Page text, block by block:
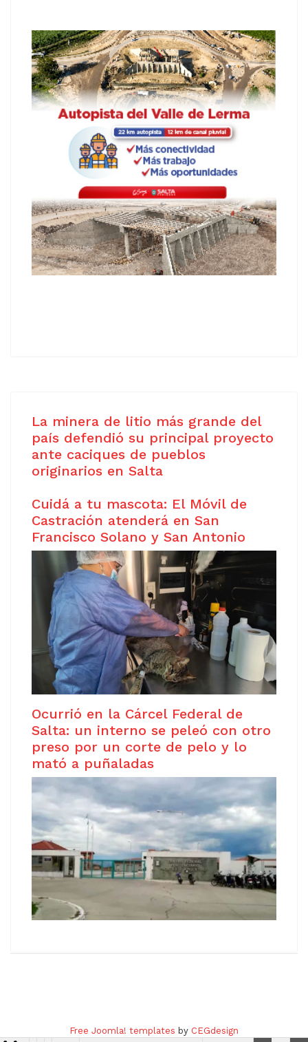
La minera de litio más grande del
país defendió su principal proyecto
ante caciques de pueblos
originarios en Salta
Cuidá a tu mascota: El Móvil de
Castración atenderá en San
Francisco Solano y San Antonio
Ocurrió en la Cárcel Federal de
Salta: un interno se peleó con otro
preso por un corte de pelo y lo
mató a puñaladas
Free Joomla! templates by CEGdesign